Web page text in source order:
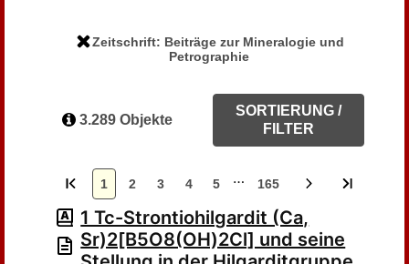
Zeitschrift: Beiträge zur Mineralogie und
Petrographie
3.289 Objekte
SORTIERUNG /
FILTER
1 2 3 4 5 … 165
1 Tc-Strontiohilgardit (Ca,
Sr)2[B5O8(OH)2Cl] und seine